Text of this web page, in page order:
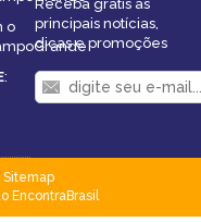
o
:
Receba grátis as
principais notícias,
dicas e promoções
Sitemap
EncontraBrasil